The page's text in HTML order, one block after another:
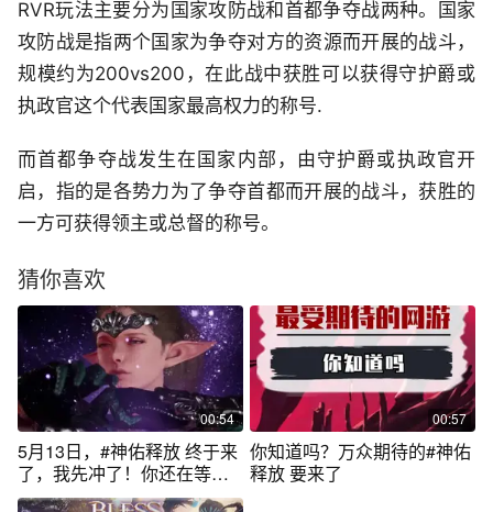
RVR玩法主要分为国家攻防战和首都争夺战两种。国家
攻防战是指两个国家为争夺对方的资源而开展的战斗，
规模约为200vs200，在此战中获胜可以获得守护爵或
执政官这个代表国家最高权力的称号.
而首都争夺战发生在国家内部，由守护爵或执政官开
启，指的是各势力为了争夺首都而开展的战斗，获胜的
一方可获得领主或总督的称号。
猜你喜欢
00:54
5月13日，#神佑释放 终于来
了，我先冲了！你还在等什
么！ #游戏
00:57
你知道吗？万众期待的#神佑
释放 要来了